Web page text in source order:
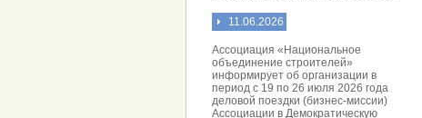
11.06.2026
Ассоциация «Национальное
объединение строителей»
информирует об организации в
период с 19 по 26 июля 2026 года
деловой поездки (бизнес-миссии)
Ассоциации в Демократическую